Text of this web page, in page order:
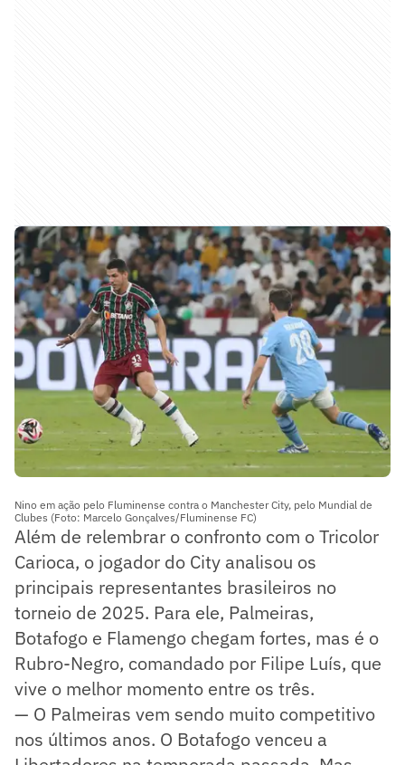
Nino em ação pelo Fluminense contra o Manchester City, pelo Mundial de
Clubes (Foto: Marcelo Gonçalves/Fluminense FC)
Além de relembrar o confronto com o Tricolor
Carioca, o jogador do City analisou os
principais representantes brasileiros no
torneio de 2025. Para ele, Palmeiras,
Botafogo e Flamengo chegam fortes, mas é o
Rubro-Negro, comandado por Filipe Luís, que
vive o melhor momento entre os três.
— O Palmeiras vem sendo muito competitivo
nos últimos anos. O Botafogo venceu a